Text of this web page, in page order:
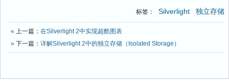
标签： Silverlight 独立存储
« 上一篇： 在Silverlight 2中实现超酷图表
» 下一篇： 详解Silverlight 2中的独立存储（Isolated Storage）